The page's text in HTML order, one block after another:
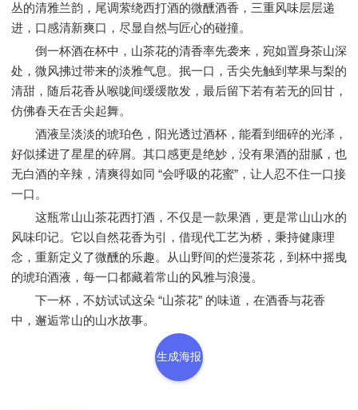
丛的清雅兰韵，尾调萦绕西打酒的微醺酒香，三重风味层层递
进，口感清新爽口，尽显自然与匠心的碰撞。
倒一杯酒在杯中，山茶花的清香率先袭来，宛如置身茶山深
处，微风拂过带来的淡雅气息。抿一口，舌尖先触到苹果与梨的
清甜，随后花香从喉咙间缓缓散发，最后留下若有若无的回甘，
仿佛春天在舌尖起舞。
酒液呈淡淡的琥珀色，阳光透过酒杯，能看到细碎的光泽，
好似揉进了星星的碎屑。其口感更是绝妙，没有果酒的甜腻，也
无白酒的辛辣，清爽得如同 “会呼吸的花蜜”，让人忍不住一口接
一口。
这瓶常山山茶花西打酒，不仅是一款果酒，更是常山山水的
风味印记。它以自然花香为引，借现代工艺为桥，秉持健康理
念，重新定义了微醺的乐趣。从山野间的烂漫茶花，到杯中摇曳
的琥珀酒液，每一口都藏着常山的风雅与浪漫。
下一杯，不妨试试这朵 “山茶花” 的味道，在酒香与花香
中，邂逅常山的山水故事。
生成海报